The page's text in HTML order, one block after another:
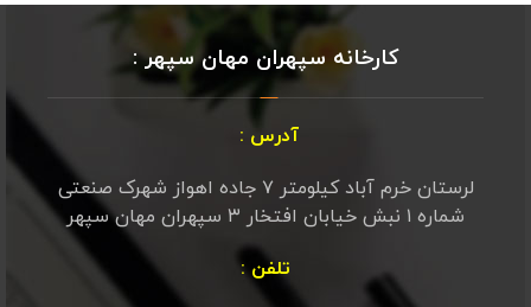
کارخانه سپهران مهان سپهر :
آدرس :
لرستان خرم آباد کیلومتر ۷ جاده اهواز شهرک صنعتی
شماره ۱ نبش خیابان افتخار ۳ سپهران مهان سپهر
تلفن :